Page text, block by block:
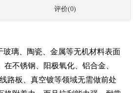
评价(0)
玻璃、陶瓷、金属等无机材料表面
不锈钢、阳极氧化、铝合金、
路板、真空镀等领域无需做前处